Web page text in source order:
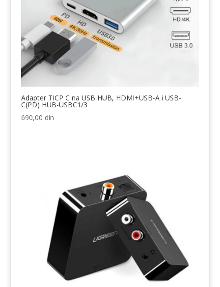
Adapter TICP C na USB HUB, HDMI+USB-A i USB-
C(PD) HUB-USBC1/3
690,00 din